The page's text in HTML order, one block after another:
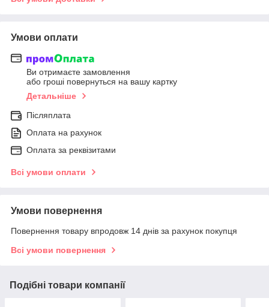
Умови оплати
Ви отримаєте замовлення
або гроші повернуться на вашу картку
Детальніше
Післяплата
Оплата на рахунок
Оплата за реквізитами
Всі умови оплати
Умови повернення
Повернення товару впродовж 14 днів за рахунок покупця
Всі умови повернення
Подібні товари компанії